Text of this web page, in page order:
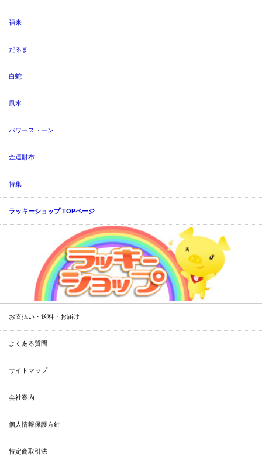
福来
だるま
白蛇
風水
パワーストーン
金運財布
特集
ラッキーショップ TOPページ
お支払い・送料・お届け
よくある質問
サイトマップ
会社案内
個人情報保護方針
特定商取引法